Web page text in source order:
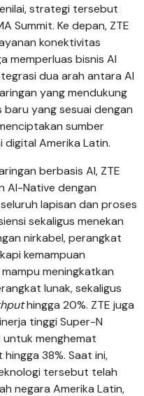
strategi tersebut
Summit. Ke depan, ZTE
konektivitas
memperluas bisnis AI
dua arah antara AI
yang mendukung
baru yang sesuai dengan
sumber
Amerika Latin.
berbasis AI, ZTE
AI-Native dengan
lapisan dan proses
sekaligus menekan
nirkabel, perangkat
kemampuan
meningkatkan
lunak, sekaligus
hingga 20%. ZTE juga
tinggi Super-N
menghemat
38%. Saat ini,
tersebut telah
negara Amerika Latin,